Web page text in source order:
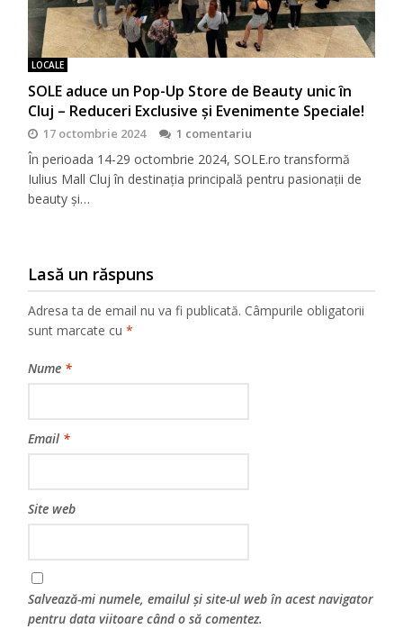
LOCALE
SOLE aduce un Pop-Up Store de Beauty unic în
Cluj – Reduceri Exclusive și Evenimente Speciale!
17 octombrie 2024 1 comentariu
În perioada 14-29 octombrie 2024, SOLE.ro transformă
Iulius Mall Cluj în destinația principală pentru pasionații de
beauty și…
Lasă un răspuns
Adresa ta de email nu va fi publicată. Câmpurile obligatorii
sunt marcate cu*
Nume *
Email *
Site web
Salvează-mi numele, emailul și site-ul web în acest navigator
pentru data viitoare când o să comentez.